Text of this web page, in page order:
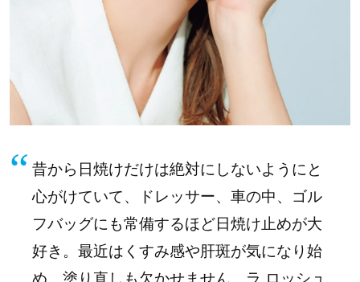
昔から日焼けだけは絶対にしないようにと
心がけていて、ドレッサー、車の中、ゴル
フバッグにも常備するほど日焼け止めが大
好き。最近はくすみ感や肝斑が気になり始
め、塗り直しも欠かせません。ラ ロッシュ